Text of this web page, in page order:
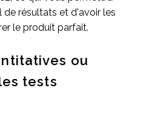
de résultats et d'avoir les
le produit parfait.
ou
tests